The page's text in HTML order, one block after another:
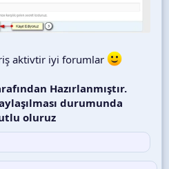
aktivtir iyi forumlar
Hazırlanmıştır.
durumunda
oluruz